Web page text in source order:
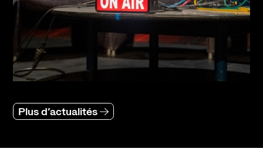
Plus d’actualités